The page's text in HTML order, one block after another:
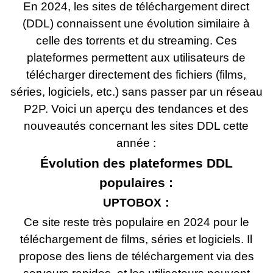
En 2024, les sites de téléchargement direct
(DDL) connaissent une évolution similaire à
celle des torrents et du streaming. Ces
plateformes permettent aux utilisateurs de
télécharger directement des fichiers (films,
séries, logiciels, etc.) sans passer par un réseau
P2P. Voici un aperçu des tendances et des
nouveautés concernant les sites DDL cette
année :
Évolution des plateformes DDL
populaires :
UPTOBOX :
Ce site reste très populaire en 2024 pour le
téléchargement de films, séries et logiciels. Il
propose des liens de téléchargement via des